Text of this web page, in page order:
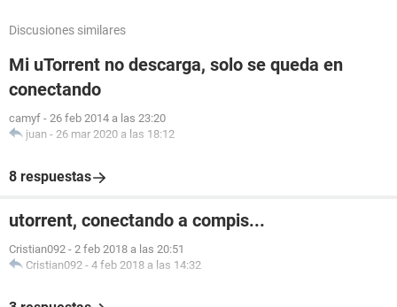
Discusiones similares
Mi uTorrent no descarga, solo se queda en
conectando
camyf - 26 feb 2014 a las 23:20
juan - 26 mar 2020 a las 18:12
8 respuestas
utorrent, conectando a compis...
Cristian092 - 2 feb 2018 a las 20:51
Cristian092 - 4 feb 2018 a las 14:32